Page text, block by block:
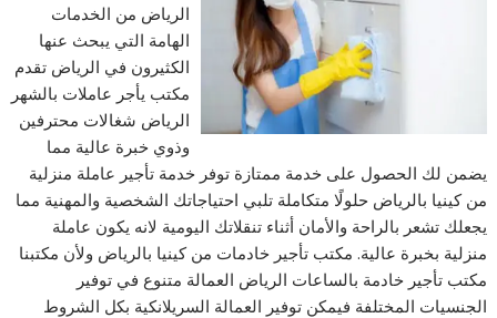
الرياض من الخدمات
الهامة التي يبحث عنها
الكثيرون في الرياض تقدم
مكتب يأجر عاملات بالشهر
الرياض شغالات محترفين
وذوي خبرة عالية مما
يضمن لك الحصول على خدمة ممتازة توفر خدمة تأجير عاملة منزلية
من كينيا بالرياض حلولًا متكاملة تلبي احتياجاتك الشخصية والمهنية مما
يجعلك تشعر بالراحة والأمان أثناء تنقلاتك اليومية لانه يكون عاملة
منزلية بخبرة عالية. مكتب تأجير خادمات من كينيا بالرياض ولأن مكتبنا
مكتب تأجير خادمة بالساعات الرياض العمالة متنوع في توفير
الجنسيات المختلفة فيمكن توفير العمالة السريلانكية بكل الشروط